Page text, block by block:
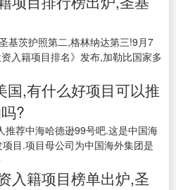
基茨护照第二,格林纳达第三!9月7
入籍项目排名》发布,加勒比国家多
国,有什么好项目可以推
?
推荐中海哈德逊99号吧.这是中国海
目.项目母公司为中国海外集团是
入籍项目榜单出炉,圣